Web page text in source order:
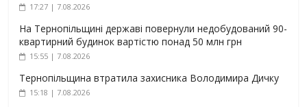
17:27 | 7.08.2026
На Тернопільщині державі повернули недобудований 90-
квартирний будинок вартістю понад 50 млн грн
15:55 | 7.08.2026
Тернопільщина втратила захисника Володимира Дичку
15:18 | 7.08.2026